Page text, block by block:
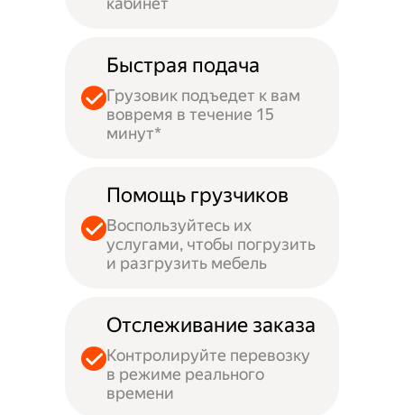
Быстрая подача
Грузовик подъедет к вам
вовремя в течение 15
минут*
Помощь грузчиков
Воспользуйтесь их
услугами, чтобы погрузить
и разгрузить мебель
Отслеживание заказа
Контролируйте перевозку
в режиме реального
времени